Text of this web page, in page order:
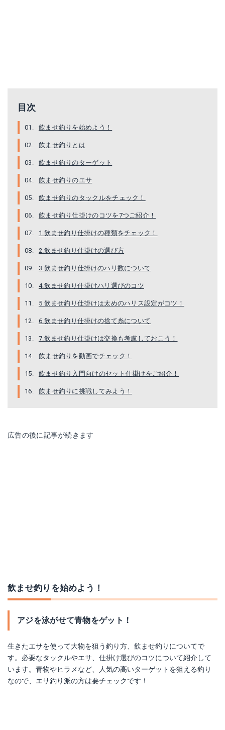
目次
飲ませ釣りを始めよう！
飲ませ釣りとは
飲ませ釣りのターゲット
飲ませ釣りのエサ
飲ませ釣りのタックルをチェック！
飲ませ釣り仕掛けのコツを7つご紹介！
1.飲ませ釣り仕掛けの種類をチェック！
2.飲ませ釣り仕掛けの選び方
3.飲ませ釣り仕掛けのハリ数について
4.飲ませ釣り仕掛けハリ選びのコツ
5.飲ませ釣り仕掛けは太めのハリス設定がコツ！
6.飲ませ釣り仕掛けの捨て糸について
7.飲ませ釣り仕掛けは交換も考慮しておこう！
飲ませ釣りを動画でチェック！
飲ませ釣り入門向けのセット仕掛けをご紹介！
飲ませ釣りに挑戦してみよう！
広告の後に記事が続きます
Yahoo!ショッピングで見る
ダイワ 快適ヒラメ移動式 SS トリプル
Amazonで詳細を見る
Yahoo!ショッピングで見る
Amazonで詳細を見る
飲ませ釣りを始めよう！
アジを泳がせて青物をゲット！
生きたエサを使って大物を狙う釣り方、飲ませ釣りについてで
す。必要なタックルやエサ、仕掛け選びのコツについて紹介して
います。青物やヒラメなど、人気の高いターゲットを狙える釣り
なので、エサ釣り派の方は要チェックです！